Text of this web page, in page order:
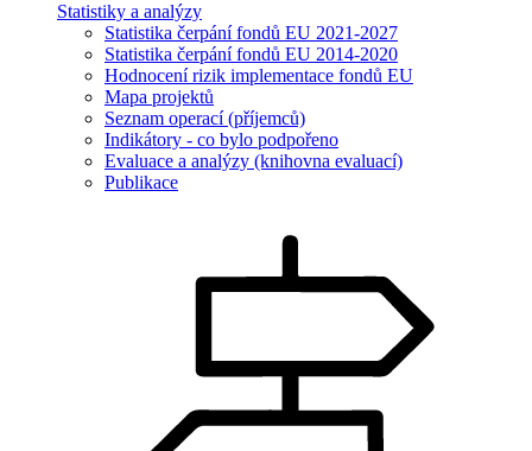
Statistiky a analýzy
Statistika čerpání fondů EU 2021-2027
Statistika čerpání fondů EU 2014-2020
Hodnocení rizik implementace fondů EU
Mapa projektů
Seznam operací (příjemců)
Indikátory - co bylo podpořeno
Evaluace a analýzy (knihovna evaluací)
Publikace